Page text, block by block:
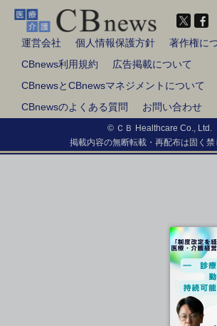
運営会社 個人情報保護方針
著作権に
CBnews利用規約
広告掲載について
CBnewsとCBnewsマネジメントについて
CBnewsのよくある質問
お問い合わせ
© ＣＢ Healthcare Co., Ltd.
掲載内容の無断転載・再配布は固く禁